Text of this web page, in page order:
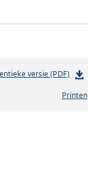
versie (PDF)b
s
Printen